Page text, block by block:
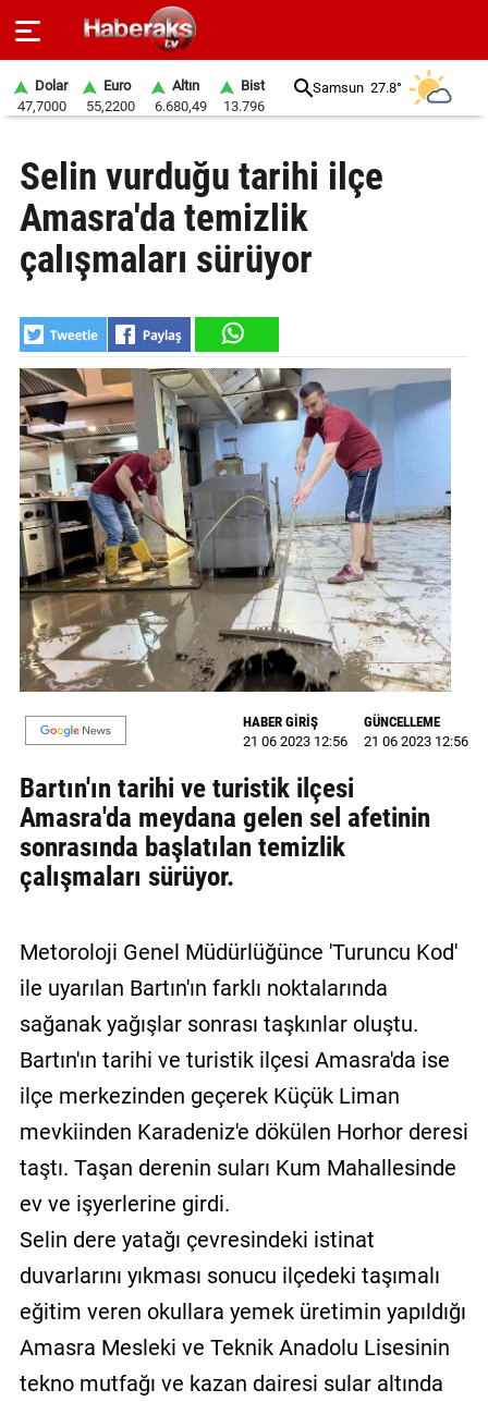
SPOR
YAŞAM
EKONOMİ
BELEDİYELER
SAĞLIK
SİYASET
EĞİTİM
GALERİ
VİDEO
YAZARLAR
BİZE
ULAŞIN
Künye
İletişim
Gizlilik
Sözleşmesi
Kullanıcı
Dolar
47,7000
Euro
55,2200
Altın
6.680,49
Bist
13.796
Samsun 27.8°
Selin vurduğu tarihi ilçe
Amasra'da temizlik
çalışmaları sürüyor
HABER GİRİŞ
21 06 2023 12:56
GÜNCELLEME
21 06 2023 12:56
Bartın'ın tarihi ve turistik ilçesi
Amasra'da meydana gelen sel afetinin
sonrasında başlatılan temizlik
çalışmaları sürüyor.
Metoroloji Genel Müdürlüğünce 'Turuncu Kod'
ile uyarılan Bartın'ın farklı noktalarında
sağanak yağışlar sonrası taşkınlar oluştu.
Bartın'ın tarihi ve turistik ilçesi Amasra'da ise
ilçe merkezinden geçerek Küçük Liman
mevkiinden Karadeniz'e dökülen Horhor deresi
taştı. Taşan derenin suları Kum Mahallesinde
ev ve işyerlerine girdi.
Selin dere yatağı çevresindeki istinat
duvarlarını yıkması sonucu ilçedeki taşımalı
eğitim veren okullara yemek üretimin yapıldığı
Amasra Mesleki ve Teknik Anadolu Lisesinin
tekno mutfağı ve kazan dairesi sular altında